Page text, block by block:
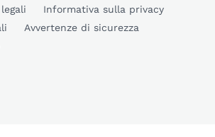
Informativa sulla privacy
Avvertenze di sicurezza